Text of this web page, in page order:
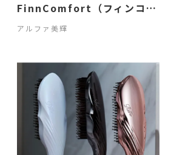
FinnComfort（フィンコン
フォート）～
アルファ美輝